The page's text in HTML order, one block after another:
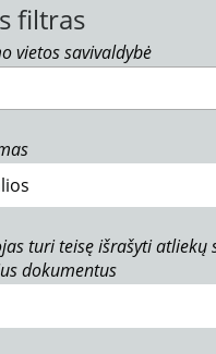
filtras
vietos savivaldybė
turi teisę išrašyti atliekų
dokumentus